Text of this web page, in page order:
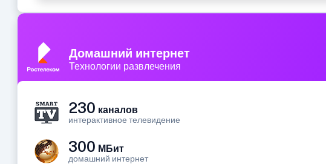
Домашний интернет
Технологии развлечения
230 каналов
интерактивное телевидение
300 МБит
домашний интернет